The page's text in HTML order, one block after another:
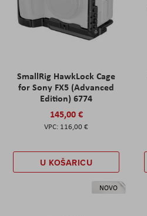
SmallRig HawkLock Cage
for Sony FX5 (Advanced
Edition) 6774
145,00 €
116,00 €
U KOŠARICU
NOVO